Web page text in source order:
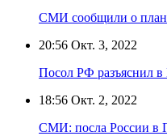
СМИ сообщили о
20:56 Окт. 3, 2022
Посол РФ разъяснил
18:56 Окт. 2, 2022
СМИ: посла России в